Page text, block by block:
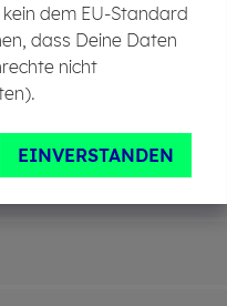
dem EU-Standard
dass Deine Daten
nicht
EINVERSTANDEN